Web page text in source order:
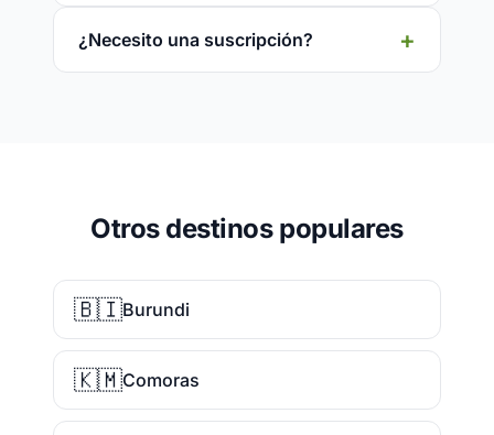
¿Necesito una suscripción?
Otros destinos populares
🇧🇮Burundi
🇰🇲Comoras